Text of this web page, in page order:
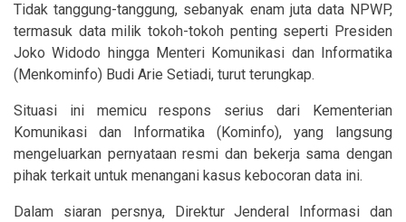
Tidak tanggung-tanggung, sebanyak enam juta data NPWP,
termasuk data milik tokoh-tokoh penting seperti Presiden
Joko Widodo hingga Menteri Komunikasi dan Informatika
(Menkominfo) Budi Arie Setiadi, turut terungkap.
Situasi ini memicu respons serius dari Kementerian
Komunikasi dan Informatika (Kominfo), yang langsung
mengeluarkan pernyataan resmi dan bekerja sama dengan
pihak terkait untuk menangani kasus kebocoran data ini.
Dalam siaran persnya, Direktur Jenderal Informasi dan